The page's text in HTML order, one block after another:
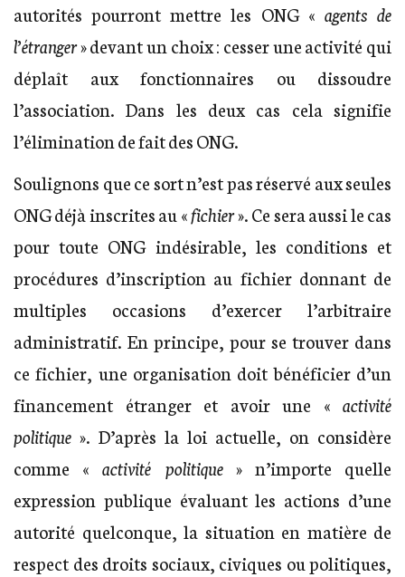
autorités pourront mettre les ONG « agents de
l’étranger» devant un choix : cesser une activité qui
déplaît aux fonctionnaires ou dissoudre
l’association. Dans les deux cas cela signifie
l’élimination de fait des ONG.
Soulignons que ce sort n’est pas réservé aux seules
ONG déjà inscrites au «fichier». Ce sera aussi le cas
pour toute ONG indésirable, les conditions et
procédures d’inscription au fichier donnant de
multiples occasions d’exercer l’arbitraire
administratif. En principe, pour se trouver dans
ce fichier, une organisation doit bénéficier d’un
financement étranger et avoir une « activité
politique ». D’après la loi actuelle, on considère
comme «activité politique» n’importe quelle
expression publique évaluant les actions d’une
autorité quelconque, la situation en matière de
respect des droits sociaux, civiques ou politiques,